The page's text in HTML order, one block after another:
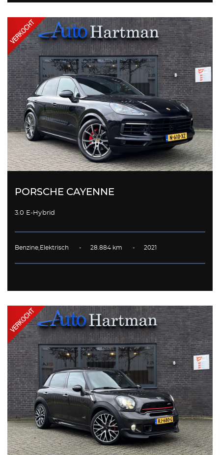
PORSCHE CAYENNE
3.0 E-Hybrid
Benzine,Elektrisch - 28.884 km - 2021